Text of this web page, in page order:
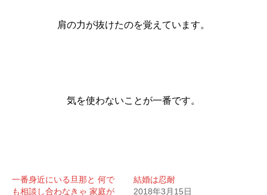
肩の力が抜けたのを覚えています。
気を使わないことが一番です。
一番身近にいる旦那と 何で
も相談し合わなきゃ 家庭が
結婚は忍耐
2018年3月15日